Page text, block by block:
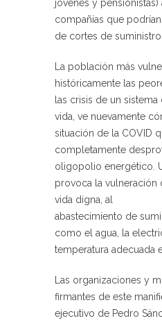
jóvenes y pensionistas)
compañías que
de cortes de
La población más
históricamente las
las crisis de un
vida, ve nuevamente
situación de la COVID
completamente
oligopolio energético.
provoca la vulneración
vida digna, al
abastecimiento de
como el agua, la
temperatura adecuada
Las organizaciones y
firmantes de este
ejecutivo de Pedro